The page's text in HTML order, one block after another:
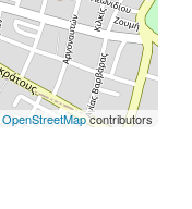
OpenStreetMapcontributors